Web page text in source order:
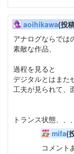
aoihikawa(投
アナログならでは
素敵な作品、
過程を見ると
デジタルとはまた
工夫が見られて、
トランス状態、、
mifa(
コメント